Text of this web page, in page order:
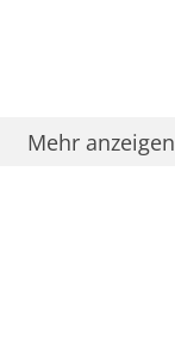
Mehr anzeigen